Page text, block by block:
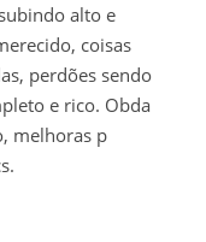
alto e
coisas
perdões sendo
e rico. Obda
melhoras p